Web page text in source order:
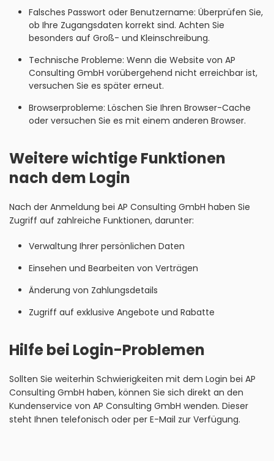
Falsches Passwort oder Benutzername: Überprüfen Sie,
ob Ihre Zugangsdaten korrekt sind. Achten Sie
besonders auf Groß- und Kleinschreibung.
Technische Probleme: Wenn die Website von AP
Consulting GmbH vorübergehend nicht erreichbar ist,
versuchen Sie es später erneut.
Browserprobleme: Löschen Sie Ihren Browser-Cache
oder versuchen Sie es mit einem anderen Browser.
Weitere wichtige Funktionen
nach dem Login
Nach der Anmeldung bei AP Consulting GmbH haben Sie
Zugriff auf zahlreiche Funktionen, darunter:
Verwaltung Ihrer persönlichen Daten
Einsehen und Bearbeiten von Verträgen
Änderung von Zahlungsdetails
Zugriff auf exklusive Angebote und Rabatte
Hilfe bei Login-Problemen
Sollten Sie weiterhin Schwierigkeiten mit dem Login bei AP
Consulting GmbH haben, können Sie sich direkt an den
Kundenservice von AP Consulting GmbH wenden. Dieser
steht Ihnen telefonisch oder per E-Mail zur Verfügung.